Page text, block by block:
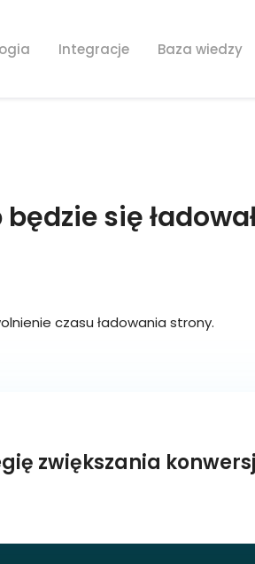
Integracje Baza wiedzy
się
czasu ładowania strony.
zwiększania